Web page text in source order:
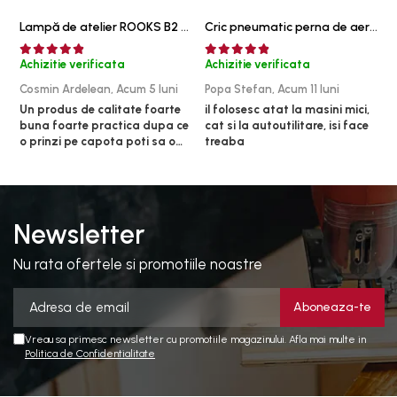
Truse si accesorii 1/2
Truse si Accesorii 1/4
Truse si Accesorii 3/4
Truse si Accesorii 3/8
Truse si acesorii de impact
Accesorii de impact 1/2
Accesorii de impact 3/4
Truse de adaptoare
Truse de biti de impact
Tubulare de impact 3/4
Tubulare 1/2
Tubulare 1/2 bihexagonale
Lampă de atelier ROOKS B2 HYBRID pentru capotă, 2000 lumeni, 5000 mAh
Achizitie verificata
Cosmin Ardelean, Acum 5 luni
Un produs de calitate foarte
buna foarte practica dupa ce
o prinzi pe capota poti sa o
puternica si de la baterie care
bagi la priza nu mai ai treaba
toata ziua ,ce...
Cric pneumatic perna de aer cu inaltator 6T
Achizitie verificata
Popa Stefan, Acum 11 luni
il folosesc atat la masini mici,
cat si la autoutilitare, isi face
treaba
Newsletter
Nu rata ofertele si promotiile noastre
Vreau sa primesc newsletter cu promotiile magazinului. Afla mai multe in
Politica de Confidentialitate